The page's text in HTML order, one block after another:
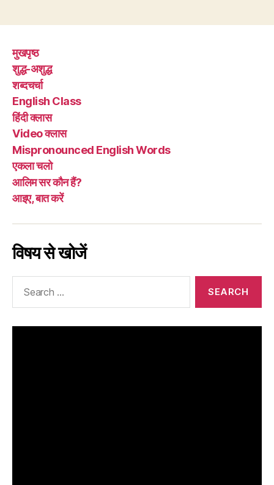
कहें
मुखपृष्ठ
शुद्ध-अशुद्ध
शब्दचर्चा
English Class
हिंदी क्लास
Video क्लास
Mispronounced English Words
एकला चलो
आलिम सर कौन हैं?
आइए, बात करें
विषय से खोजें